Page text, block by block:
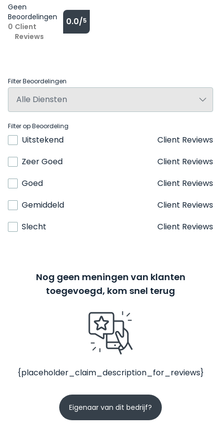
Geen
Beoordelingen
0 Client
Reviews
0.0/5
Filter Beoordelingen
Filter op Beoordeling
Uitstekend
Client Reviews
Zeer Goed
Client Reviews
Goed
Client Reviews
Gemiddeld
Client Reviews
Slecht
Client Reviews
Nog geen meningen van klanten
toegevoegd, kom snel terug
{placeholder_claim_description_for_reviews}
Eigenaar van dit bedrijf?